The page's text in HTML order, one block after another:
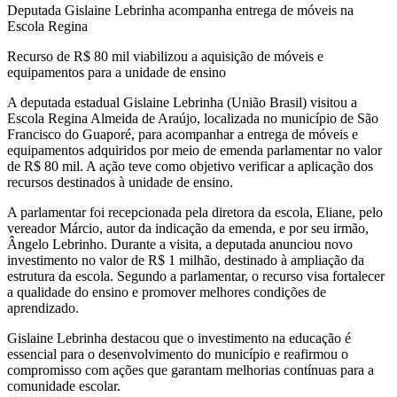
Deputada Gislaine Lebrinha acompanha entrega de móveis na
Escola Regina
Recurso de R$ 80 mil viabilizou a aquisição de móveis e
equipamentos para a unidade de ensino
A deputada estadual Gislaine Lebrinha (União Brasil) visitou a
Escola Regina Almeida de Araújo, localizada no município de São
Francisco do Guaporé, para acompanhar a entrega de móveis e
equipamentos adquiridos por meio de emenda parlamentar no valor
de R$ 80 mil. A ação teve como objetivo verificar a aplicação dos
recursos destinados à unidade de ensino.
A parlamentar foi recepcionada pela diretora da escola, Eliane, pelo
vereador Márcio, autor da indicação da emenda, e por seu irmão,
Ângelo Lebrinho. Durante a visita, a deputada anunciou novo
investimento no valor de R$ 1 milhão, destinado à ampliação da
estrutura da escola. Segundo a parlamentar, o recurso visa fortalecer
a qualidade do ensino e promover melhores condições de
aprendizado.
Gislaine Lebrinha destacou que o investimento na educação é
essencial para o desenvolvimento do município e reafirmou o
compromisso com ações que garantam melhorias contínuas para a
comunidade escolar.